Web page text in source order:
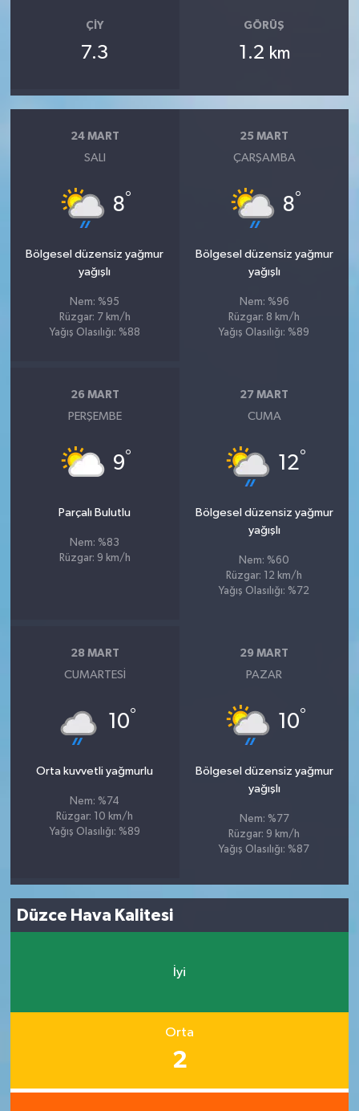
ÇIY
7.3
GÖRÜŞ
1.2 km
24 MART
SALI
8°
Bölgesel düzensiz yağmur
yağışlı
Nem: %95
Rüzgar: 7 km/h
Yağış Olasılığı: %88
25 MART
ÇARŞAMBA
8°
Bölgesel düzensiz yağmur
yağışlı
Nem: %96
Rüzgar: 8 km/h
Yağış Olasılığı: %89
26 MART
PERŞEMBE
9°
Parçalı Bulutlu
Nem: %83
Rüzgar: 9 km/h
27 MART
CUMA
12°
Bölgesel düzensiz yağmur
yağışlı
Nem: %60
Rüzgar: 12 km/h
Yağış Olasılığı: %72
28 MART
CUMARTESI
10°
Orta kuvvetli yağmurlu
Nem: %74
Rüzgar: 10 km/h
Yağış Olasılığı: %89
29 MART
PAZAR
10°
Bölgesel düzensiz yağmur
yağışlı
Nem: %77
Rüzgar: 9 km/h
Yağış Olasılığı: %87
Düzce Hava Kalitesi
İyi
Orta
2